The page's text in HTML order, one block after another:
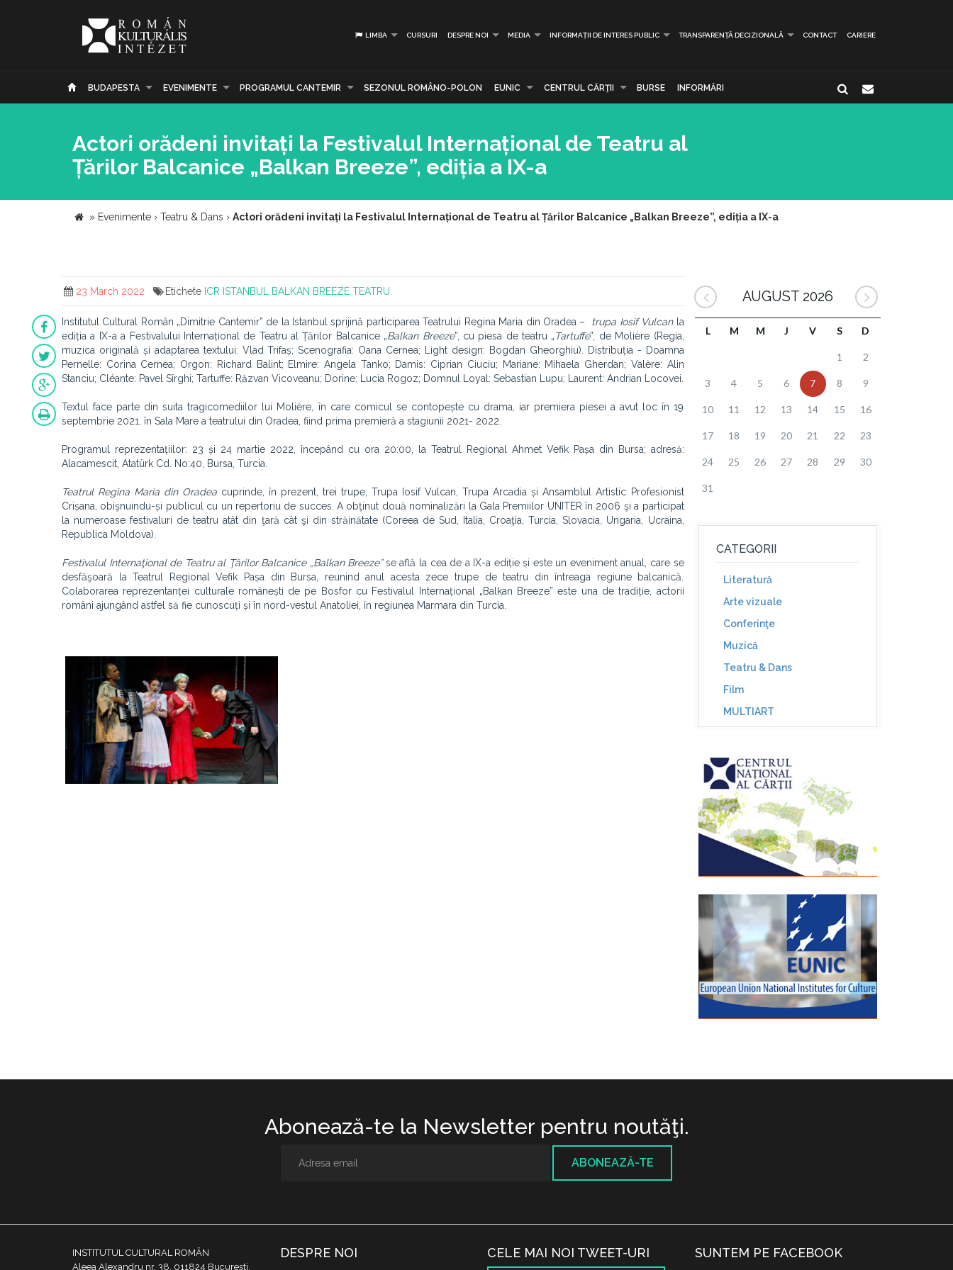
LIMBA CURSURI DESPRE NOI MEDIA INFORMAȚII DE INTERES PUBLIC TRANSPARENȚĂ DECIZIONALĂ CONTACT CARIERE
BUDAPESTA EVENIMENTE PROGRAMUL CANTEMIR SEZONUL ROMÂNO-POLON EUNIC CENTRUL CĂRŢII BURSE INFORMĂRI
Actori orădeni invitați la Festivalul Internațional de Teatru al
Țărilor Balcanice „Balkan Breeze”, ediția a IX-a
» Evenimente › Teatru & Dans › Actori orădeni invitați la Festivalul Internațional de Teatru al Țărilor Balcanice „Balkan Breeze”, ediția a IX-a
23 March 2022 Etichete ICR ISTANBUL BALKAN BREEZE TEATRU
Institutul Cultural Român „Dimitrie Cantemir” de la Istanbul sprijină participarea Teatrului Regina Maria din Oradea – trupa Iosif Vulcanla
ediția a IX-a a Festivalului Internațional de Teatru al Țărilor Balcanice „Balkan Breeze”, cu piesa de teatru „Tartuffe”, de Molière (Regia,
muzica originală și adaptarea textului: Vlad Trifaș; Scenografia: Oana Cernea; Light design: Bogdan Gheorghiu). Distribuția - Doamna
Pernelle: Corina Cernea; Orgon: Richard Balint; Elmire: Angela Tanko; Damis: Ciprian Ciuciu; Mariane: Mihaela Gherdan; Valère: Alin
Stanciu; Cléante: Pavel Sîrghi; Tartuffe: Răzvan Vicoveanu; Dorine: Lucia Rogoz; Domnul Loyal: Sebastian Lupu; Laurent: Andrian Locovei.
Textul face parte din suita tragicomediilor lui Molière, în care comicul se contopește cu drama, iar premiera piesei a avut loc în 19
septembrie 2021, în Sala Mare a teatrului din Oradea, fiind prima premieră a stagiunii 2021- 2022.
Programul reprezentațiilor: 23 și 24 martie 2022, începând cu ora 20:00, la Teatrul Regional Ahmet Vefik Pașa din Bursa; adresă:
Alacamescit, Atatürk Cd. No:40, Bursa, Turcia.
Teatrul Regina Maria din Oradea cuprinde, în prezent, trei trupe, Trupa Iosif Vulcan, Trupa Arcadia și Ansamblul Artistic Profesionist
Crișana, obişnuindu-și publicul cu un repertoriu de succes. A obţinut două nominalizări la Gala Premiilor UNITER în 2006 şi a participat
la numeroase festivaluri de teatru atât din ţară cât şi din străinătate (Coreea de Sud, Italia, Croaţia, Turcia, Slovacia, Ungaria, Ucraina,
Republica Moldova).
Festivalul Internaţional de Teatru al Ţărilor Balcanice „Balkan Breeze”se află la cea de a IX-a ediție și este un eveniment anual, care se
desfăşoară la Teatrul Regional Vefik Pașa din Bursa, reunind anul acesta zece trupe de teatru din întreaga regiune balcanică.
Colaborarea reprezentanței culturale românești de pe Bosfor cu Festivalul Internațional „Balkan Breeze” este una de tradiție, actorii
români ajungând astfel să fie cunoscuți și în nord-vestul Anatoliei, în regiunea Marmara din Turcia.
AUGUST 2026
L M M J V S D
1 2
3 4 5 6 7 8 9
10 11 12 13 14 15 16
17 18 19 20 21 22 23
24 25 26 27 28 29 30
31
CATEGORII
Literatură
Arte vizuale
Conferinţe
Muzică
Teatru & Dans
Film
MULTIART
Abonează-te la Newsletter pentru noutăţi.
ABONEAZĂ-TE
INSTITUTUL CULTURAL ROMÂN
Aleea Alexandru nr. 38, 011824 București,
DESPRE NOI CELE MAI NOI TWEET-URI SUNTEM PE FACEBOOK